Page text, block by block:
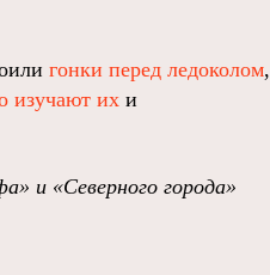
гонки перед ледоколом,
изучают их и
и «Северного города»